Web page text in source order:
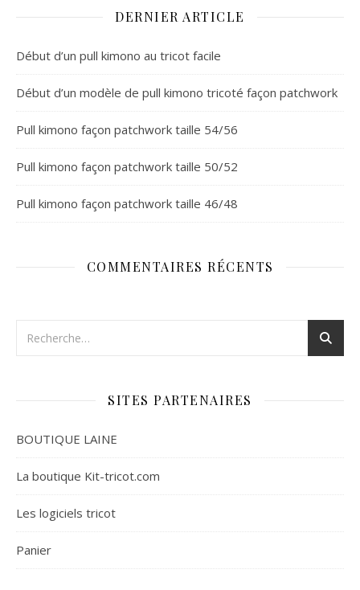
DERNIER ARTICLE
Début d’un pull kimono au tricot facile
Début d’un modèle de pull kimono tricoté façon patchwork
Pull kimono façon patchwork taille 54/56
Pull kimono façon patchwork taille 50/52
Pull kimono façon patchwork taille 46/48
COMMENTAIRES RÉCENTS
SITES PARTENAIRES
BOUTIQUE LAINE
La boutique Kit-tricot.com
Les logiciels tricot
Panier